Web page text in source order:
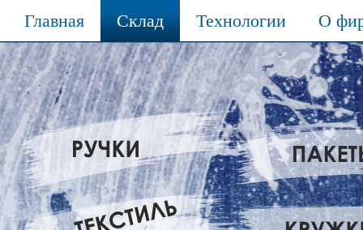
Главная Склад Технологии О